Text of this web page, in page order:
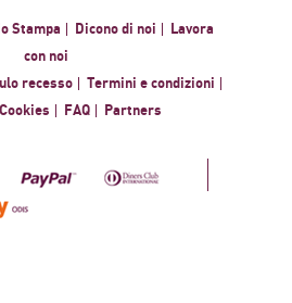
Stampa Dicono di noi
Lavora
con noi
recesso
Termini e condizioni
FAQ Partners